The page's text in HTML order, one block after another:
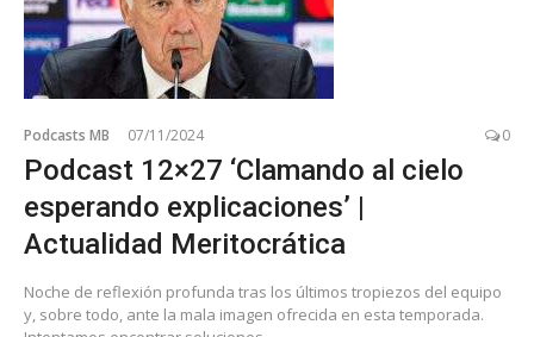
Podcasts MB 07/11/2024 0
Podcast 12×27 ‘Clamando al cielo
esperando explicaciones’ |
Actualidad Meritocrática
Noche de reflexión profunda tras los últimos tropiezos del equipo
y, sobre todo, ante la mala imagen ofrecida en esta temporada.